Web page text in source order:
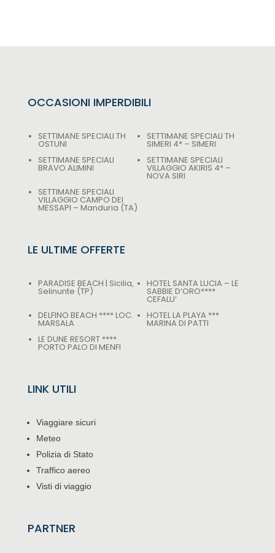
OCCASIONI IMPERDIBILI
SETTIMANE SPECIALI TH
OSTUNI
SETTIMANE SPECIALI TH
SIMERI 4* – SIMERI
SETTIMANE SPECIALI
BRAVO ALIMINI
SETTIMANE SPECIALI
VILLAGGIO AKIRIS 4* –
NOVA SIRI
SETTIMANE SPECIALI
VILLAGGIO CAMPO DEI
MESSAPI – Manduria (TA)
LE ULTIME OFFERTE
PARADISE BEACH | Sicilia,
Selinunte (TP)
HOTEL SANTA LUCIA – LE
SABBIE D’ORO****
CEFALU’
DELFINO BEACH **** LOC.
MARSALA
HOTEL LA PLAYA ***
MARINA DI PATTI
LE DUNE RESORT ****
PORTO PALO DI MENFI
LINK UTILI
Viaggiare sicuri
Meteo
Polizia di Stato
Traffico aereo
Visti di viaggio
PARTNER